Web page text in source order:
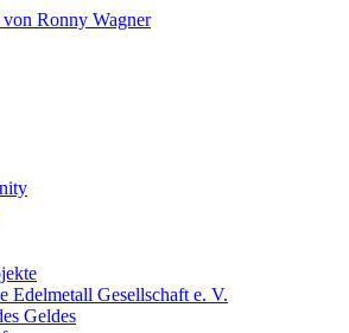
Edelmetall Gesellschaft e. V.
Geldes